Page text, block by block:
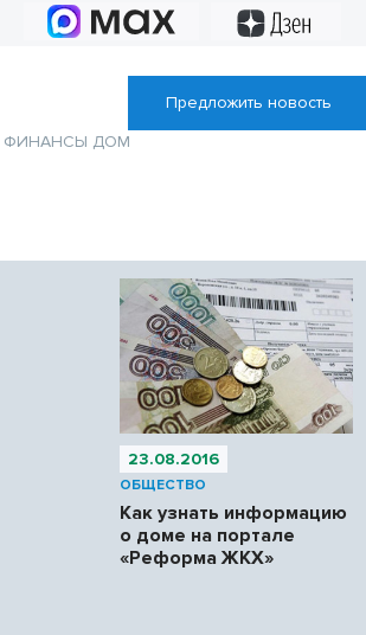
Предложить новость
ФИНАНСЫ ДОМ
23.08.2016
ОБЩЕСТВО
Как узнать информацию
о доме на портале
«Реформа ЖКХ»